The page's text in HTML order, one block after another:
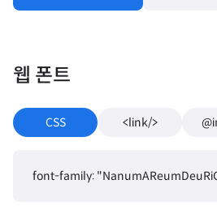
웹 폰트
CSS <link/>
font-family: